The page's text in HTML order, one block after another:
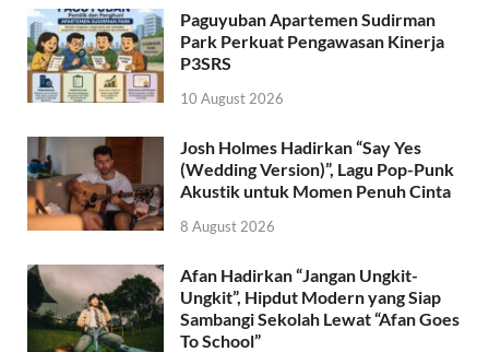
Paguyuban Apartemen Sudirman
Park Perkuat Pengawasan Kinerja
P3SRS
10 August 2026
Josh Holmes Hadirkan “Say Yes
(Wedding Version)”, Lagu Pop-Punk
Akustik untuk Momen Penuh Cinta
8 August 2026
Afan Hadirkan “Jangan Ungkit-
Ungkit”, Hipdut Modern yang Siap
Sambangi Sekolah Lewat “Afan Goes
To School”